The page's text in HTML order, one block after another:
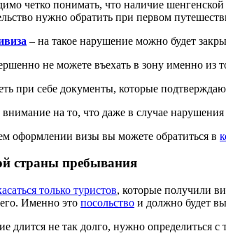
четко понимать, что наличие
нужно обратить при первом
– на такое нарушение можно будет
не можете въехать в зону именно из
при себе документы, которые
на то, что даже в случае
оформлении визы вы можете обратиться в
страны пребывания
только туристов, которые получили
Именно это посольство и должно будет
длится не так долго, нужно определиться